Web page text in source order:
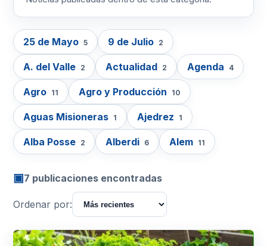
25 de Mayo 5 9 de Julio 2
A. del Valle 2 Actualidad 2 Agenda 4
Agro 11 Agro y Producción 10
Aguas Misioneras 1 Ajedrez 1
Alba Posse 2 Alberdi 6 Alem 11
▣7 publicaciones encontradas
Ordenar por: